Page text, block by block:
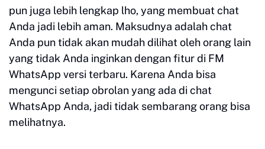
pun juga lebih lengkap lho, yang membuat chat
Anda jadi lebih aman. Maksudnya adalah chat
Anda pun tidak akan mudah dilihat oleh orang lain
yang tidak Anda inginkan dengan fitur di FM
WhatsApp versi terbaru. Karena Anda bisa
mengunci setiap obrolan yang ada di chat
WhatsApp Anda, jadi tidak sembarang orang bisa
melihatnya.